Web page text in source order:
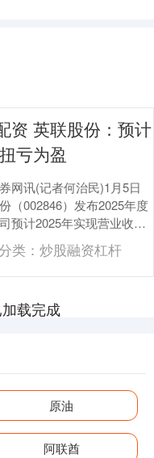
资 英联股份：预计
亏为盈
网讯(记者何治民)1月5日
（002846）发布2025年度
预计2025年实现营业收入
亿元，同....
类： 炒股融资杠杆
载完成
原油
阿联酋